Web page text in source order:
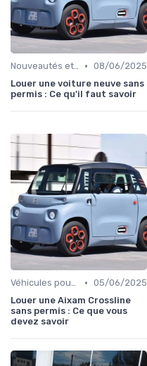
Nouveautés et Tendances • 08/06/2025
Louer une voiture neuve sans
permis : Ce qu'il faut savoir
Véhicules pour Personnes à Mobilité Réduite • 05/06/2025
Louer une Aixam Crossline
sans permis : Ce que vous
devez savoir